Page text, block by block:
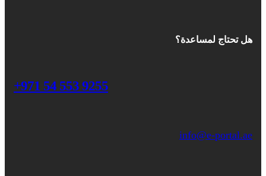
هل تحتاج لمساعدة؟
+971 54 553 9255
info@e-portal.ae